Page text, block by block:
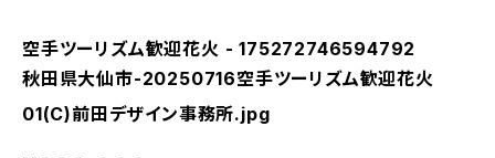
空手ツーリズム歓迎花火 - 175272746594792
秋田県大仙市-20250716空手ツーリズム歓迎花火
01(C)前田デザイン事務所.jpg